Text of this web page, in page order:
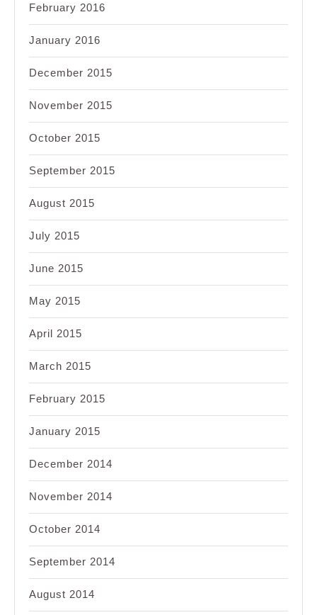
February 2016
January 2016
December 2015
November 2015
October 2015
September 2015
August 2015
July 2015
June 2015
May 2015
April 2015
March 2015
February 2015
January 2015
December 2014
November 2014
October 2014
September 2014
August 2014